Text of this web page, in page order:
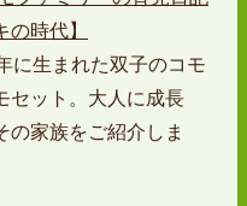
の時代】
に生まれた双子のコモ
セット。大人に成長
の家族をご紹介しま